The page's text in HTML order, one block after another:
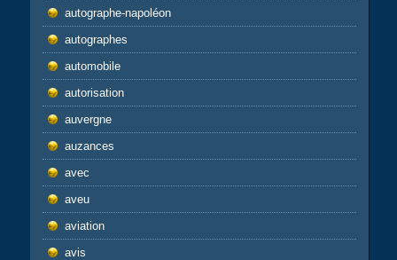
autographe-napoléon
autographes
automobile
autorisation
auvergne
auzances
avec
aveu
aviation
avis